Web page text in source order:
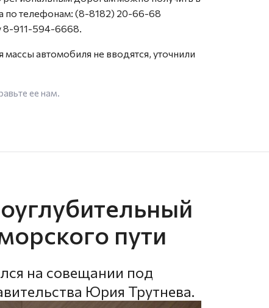
по телефонам: (8-8182) 20-66-68
8-911-594-6668.
автомобиля не вводятся, уточнили
ее нам.
пути
на совещании под
Юрия Трутнева.